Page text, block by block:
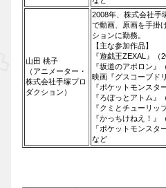
山田 桃子
（アニメーター・
株式会社手塚プロ
ダクション）
2008年、株式会社手
で動画、原画を手掛
ションに勤務。
【主な参加作品】
『遊戯王ZEXAL』（
『坂道のアポロン』
映画『グスコーブド
『ポケットモンスタ
『ろぼっとアトム』
『クミとチューリッ
『かっちけねえ！』
「ポケットモンスタ
など